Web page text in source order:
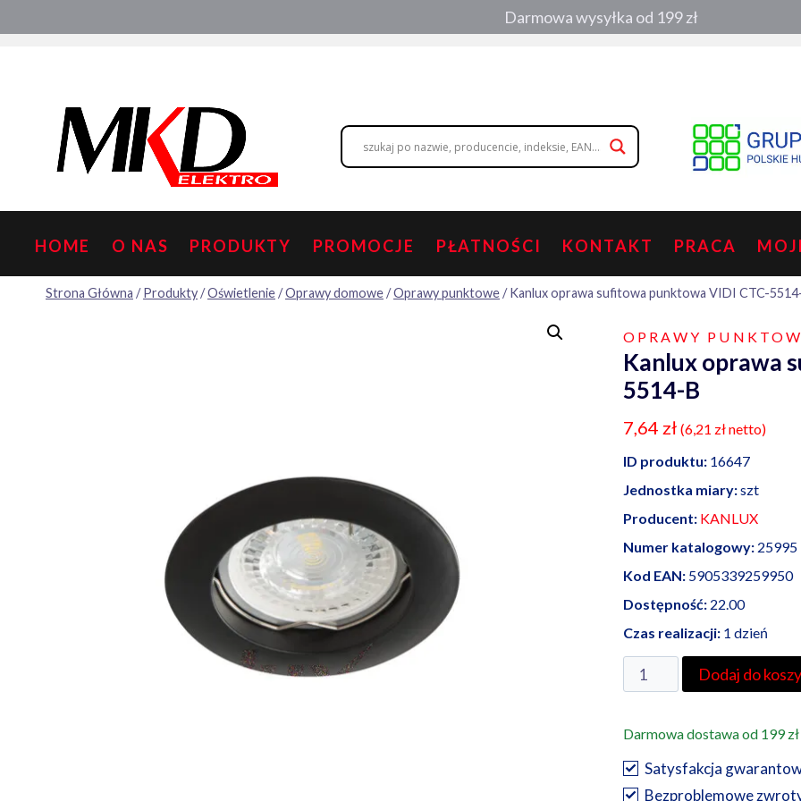
do
Doradztwo, zamówienia telefoniczne: 508 053 391 ,508 686 242
HOME O NAS PRODUKTY PROMOCJE PŁATNOŚCI KONTAKT PRACA
Strona Główna / Produkty/Oświetlenie/Oprawy domowe/Oprawy punktowe/ Kanlux oprawa sufitowa punktowa VIDI CTC-
OPRAWY
Kanlux oprawa
5514-B
7,64 zł (6,21 złnetto)
ID produktu:16647
Jednostka miary:szt
Producent: KANLUX
Numer katalogowy:25995
Kod EAN:5905339259950
Dostępność:22.00
Czas realizacji:1 dzień
ilość
Kanlux
sufitowa
punktowa
VIDI
Dodaj do
Darmowa dostawa od 199 zł
Satysfakcja
Bezproblemowe
Darmowa wysyłka od 199 zł